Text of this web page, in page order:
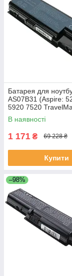
Батарея для
AS07B31 (Aspire:
5920 7520
7530 7730) 11.1V
Чорний
В наявності
1 171 ₴ 69 228 ₴
Купити
–98%